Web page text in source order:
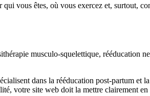
vous êtes, où vous exercez et, surtout,
musculo-squelettique, rééducation
dans la rééducation post-partum et
votre site web doit la mettre clairement en